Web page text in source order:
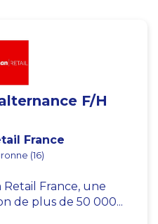
F/H
France
(16)
France, une
de plus de 50 000...